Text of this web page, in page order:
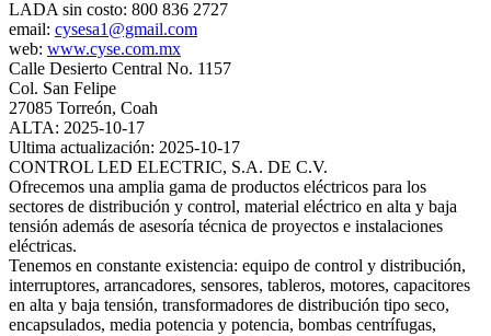
LADA sin costo: 800 836 2727
email: cysesa1@gmail.com
web: www.cyse.com.mx
Calle Desierto Central No. 1157
Col. San Felipe
27085 Torreón, Coah
ALTA: 2025-10-17
Ultima actualización: 2025-10-17
CONTROL LED ELECTRIC, S.A. DE C.V.
Ofrecemos una amplia gama de productos eléctricos para los
sectores de distribución y control, material eléctrico en alta y baja
tensión además de asesoría técnica de proyectos e instalaciones
eléctricas.
Tenemos en constante existencia: equipo de control y distribución,
interruptores, arrancadores, sensores, tableros, motores, capacitores
en alta y baja tensión, transformadores de distribución tipo seco,
encapsulados, media potencia y potencia, bombas centrífugas,